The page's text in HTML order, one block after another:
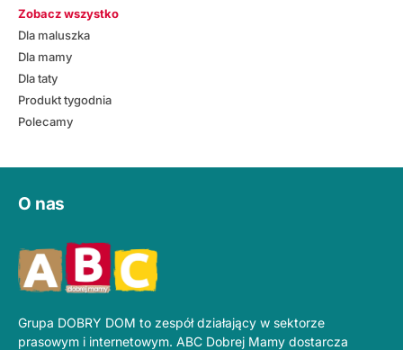
Zobacz wszystko
Dla maluszka
Dla mamy
Dla taty
Produkt tygodnia
Polecamy
O nas
Grupa DOBRY DOM to zespół działający w sektorze
prasowym i internetowym. ABC Dobrej Mamy dostarcza